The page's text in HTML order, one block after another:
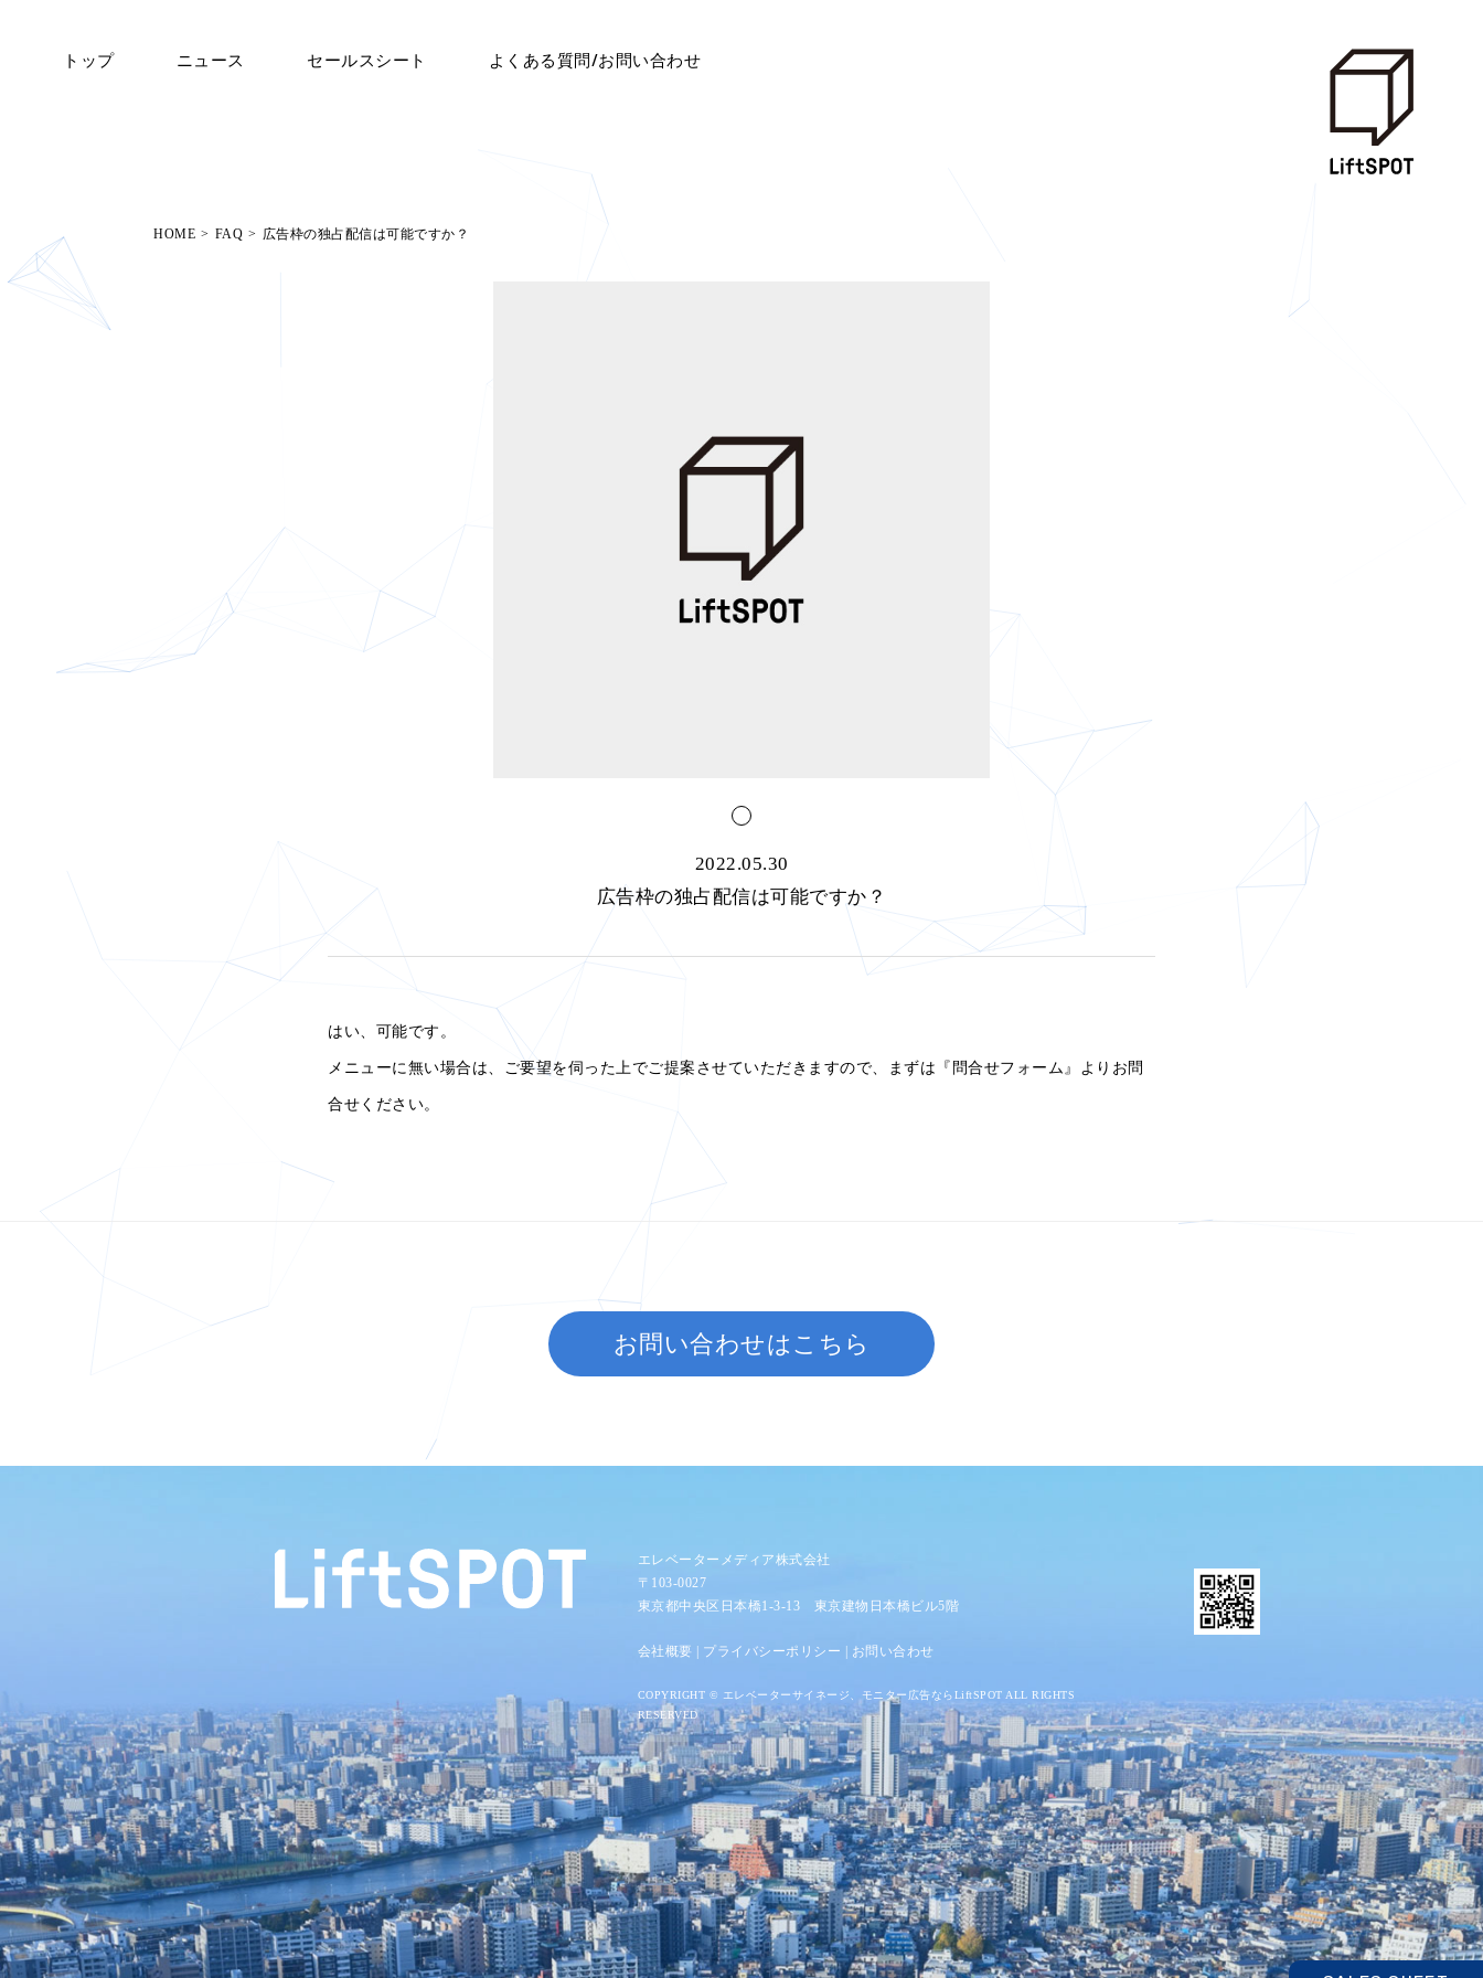
トップ ニュース セールスシート よくある質問/お問い合わせ
HOME > FAQ > 広告枠の独占配信は可能ですか？
2022.05.30
広告枠の独占配信は可能ですか？
はい、可能です。
メニューに無い場合は、ご要望を伺った上でご提案させていただきますので、まずは『問合せフォーム』よりお問
合せください。
お問い合わせはこちら
エレベーターメディア株式会社
〒103-0027
東京都中央区日本橋1-3-13 東京建物日本橋ビル5階
会社概要 | プライバシーポリシー | お問い合わせ
COPYRIGHT © エレベーターサイネージ、モニター広告ならLiftSPOT ALL RIGHTS
RESERVED